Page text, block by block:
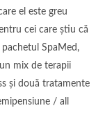
el este greu
cei care știu că
SpaMed,
mix de terapii
și două tratamente
/ all